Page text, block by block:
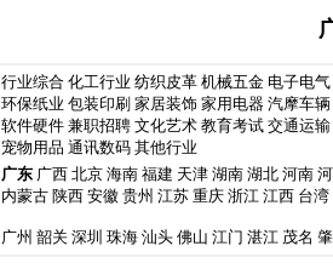
行业综合 化工行业 纺织皮革 机械五金 电子电气
环保纸业 包装印刷 家居装饰 家用电器 汽摩车辆
软件硬件 兼职招聘 文化艺术 教育考试 交通运输
宠物用品 通讯数码 其他行业
广东 广西 北京 海南 福建 天津 湖南 湖北 河南
内蒙古 陕西 安徽 贵州 江苏 重庆 浙江 江西 台湾
广州 韶关 深圳 珠海 汕头 佛山 江门 湛江 茂名